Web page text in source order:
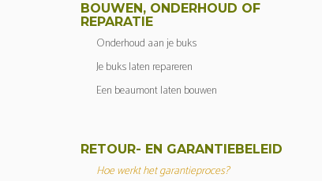
BOUWEN, ONDERHOUD OF
REPARATIE
Onderhoud aan je buks
Je buks laten repareren
Een beaumont laten bouwen
RETOUR- EN GARANTIEBELEID
Hoe werkt het garantieproces?